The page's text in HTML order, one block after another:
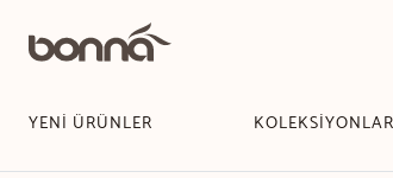
YENİ ÜRÜNLER KOLEKSİYONLAR